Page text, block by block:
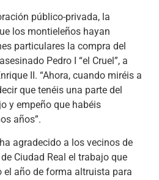
público-privada, la
los montieleños hayan
particulares la compra del
Pedro I “el Cruel”, a
II. “Ahora, cuando miréis a
que tenéis una parte del
y empeño que habéis
años”.
agradecido a los vecinos de
Ciudad Real el trabajo que
el año de forma altruista para